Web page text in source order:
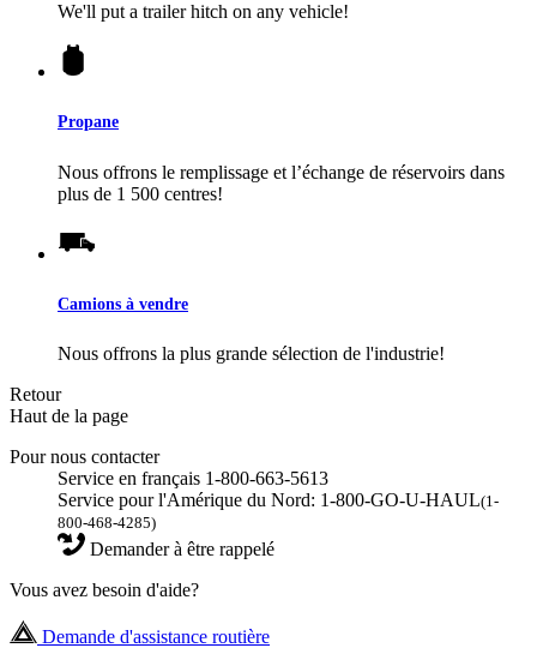
We'll put a trailer hitch on any vehicle!
Propane
Nous offrons le remplissage et l’échange de réservoirs dans
plus de 1 500 centres!
Camions à vendre
Nous offrons la plus grande sélection de l'industrie!
Retour
Haut de la page
Pour nous contacter
Service en français 1-800-663-5613
Service pour l'Amérique du Nord: 1-800-GO-U-HAUL(1-
800-468-4285)
Demander à être rappelé
Vous avez besoin d'aide?
Demande d'assistance routière